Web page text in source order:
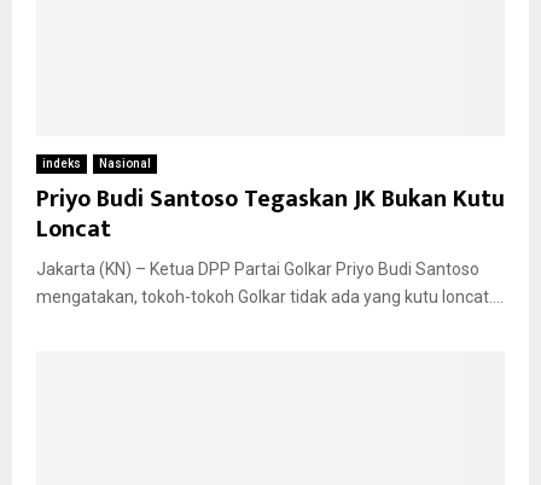
indeks Nasional
Priyo Budi Santoso Tegaskan JK Bukan Kutu
Loncat
Jakarta (KN) – Ketua DPP Partai Golkar Priyo Budi Santoso
mengatakan, tokoh-tokoh Golkar tidak ada yang kutu loncat....